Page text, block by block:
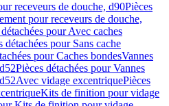
receveurs de douche, d90Pièces
pour receveurs de douche,
pour Avec caches
détachées pour Sans cache
pour Caches bondesVannes
Pièces détachées pour Vannes
Avec vidage excentriquePièces
Kits de finition pour vidage